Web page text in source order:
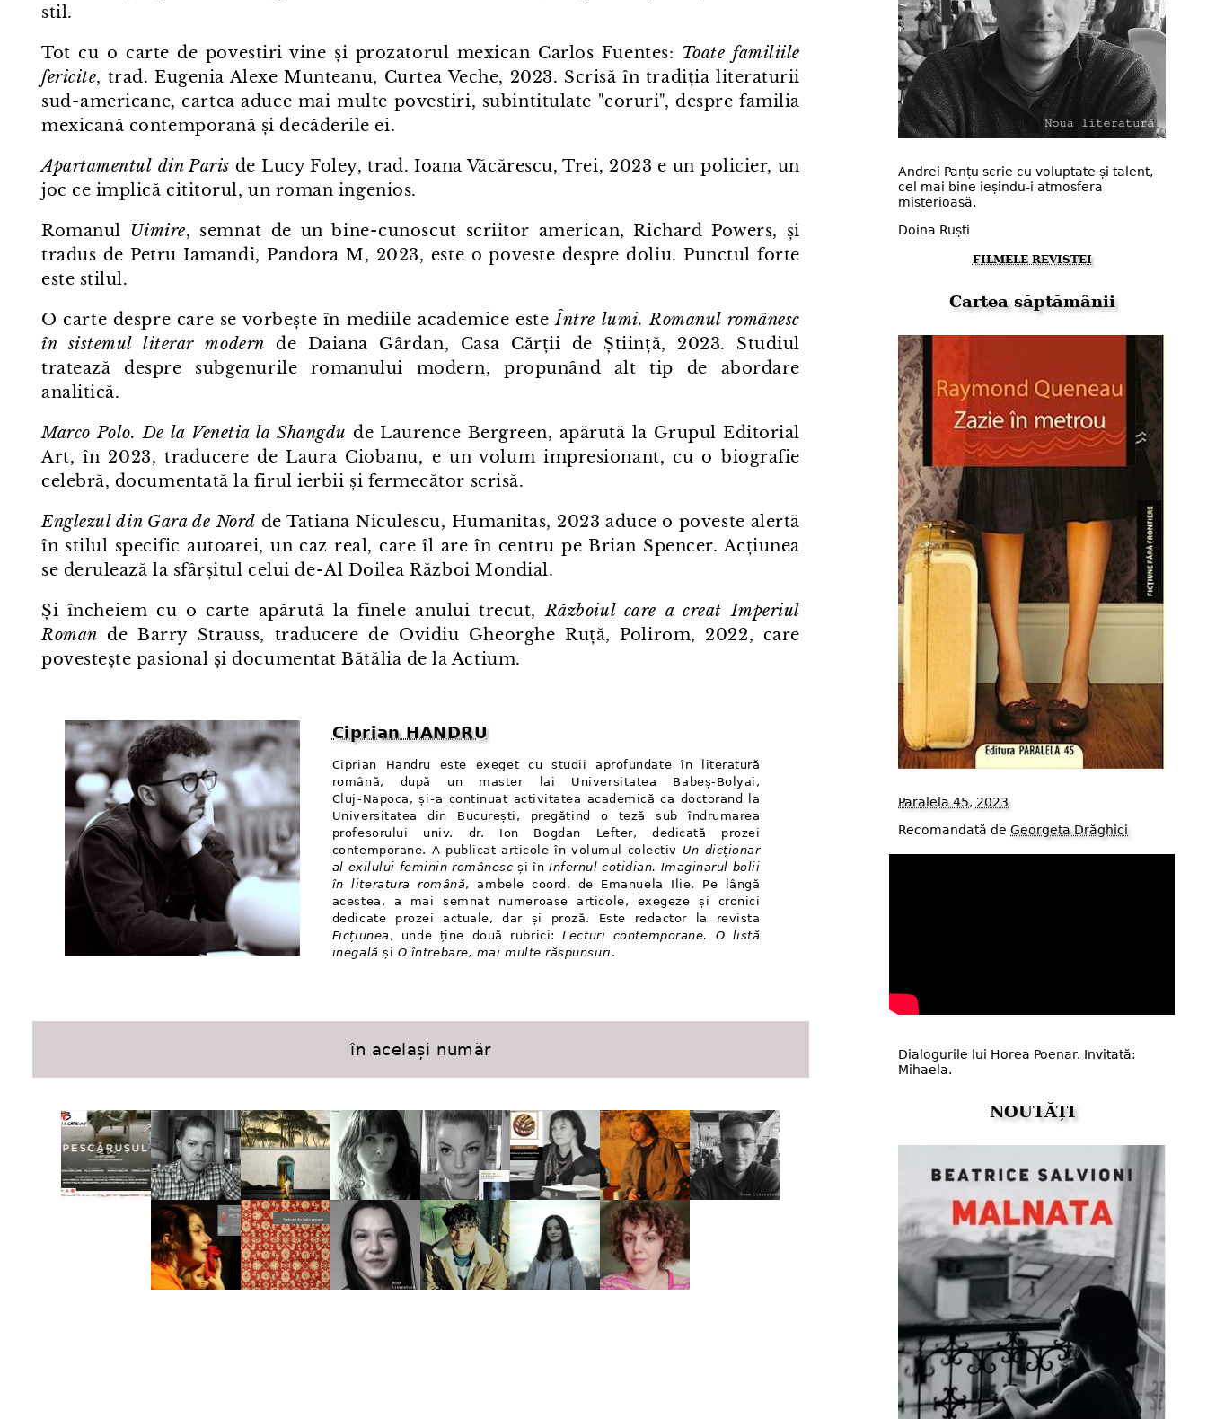
stil.
Tot cu o carte de povestiri vine și prozatorul mexican Carlos Fuentes: Toate familiile
fericite, trad. Eugenia Alexe Munteanu, Curtea Veche, 2023. Scrisă în tradiția literaturii
sud⁠-⁠americane, cartea aduce mai multe povestiri, subintitulate "coruri", despre familia
mexicană contemporană și decăderile ei.
Apartamentul din Paris de Lucy Foley, trad. Ioana Văcărescu, Trei, 2023 e un policier, un
joc ce implică cititorul, un roman ingenios.
Romanul Uimire, semnat de un bine⁠-⁠cunoscut scriitor american, Richard Powers, și
tradus de Petru Iamandi, Pandora M, 2023, este o poveste despre doliu. Punctul forte
este stilul.
O carte despre care se vorbește în mediile academice esteÎntre lumi. Romanul românesc
în sistemul literar modern de Daiana Gârdan, Casa Cărții de Știință, 2023. Studiul
tratează despre subgenurile romanului modern, propunând alt tip de abordare
analitică.
Marco Polo. De la Venetia la Shangdu de Laurence Bergreen, apărută la Grupul Editorial
Art, în 2023, traducere de Laura Ciobanu, e un volum impresionant, cu o biografie
celebră, documentată la firul ierbii și fermecător scrisă.
Englezul din Gara de Nord de Tatiana Niculescu, Humanitas, 2023 aduce o poveste alertă
în stilul specific autoarei, un caz real, care îl are în centru pe Brian Spencer. Acțiunea
se derulează la sfârșitul celui de⁠-⁠Al Doilea Război Mondial.
Și încheiem cu o carte apărută la finele anului trecut,Războiul care a creat Imperiul
Roman de Barry Strauss, traducere de Ovidiu Gheorghe Ruță, Polirom, 2022, care
povestește pasional și documentat Bătălia de la Actium.
Ciprian HANDRU
Ciprian Handru este exeget cu studii aprofundate în literatură
română, după un master lai Universitatea Babeș-Bolyai,
Cluj⁠-⁠Napoca, și⁠-⁠a continuat activitatea academică ca doctorand la
Universitatea din București, pregătind o teză sub îndrumarea
profesorului univ. dr. Ion Bogdan Lefter, dedicată prozei
contemporane. A publicat articole în volumul colectiv Un dicționar
al exilului feminin românesc și în Infernul cotidian. Imaginarul bolii
în literatura română, ambele coord. de Emanuela Ilie. Pe lângă
acestea, a mai semnat numeroase articole, exegeze și cronici
dedicate prozei actuale, dar și proză. Este redactor la revista
Ficțiunea , unde ține două rubrici:Lecturi contemporane. O listă
inegală și O întrebare, mai multe răspunsuri .
în același număr
Andrei Panțu scrie cu voluptate și talent,
cel mai bine ieșindu-i atmosfera
misterioasă.
Doina Ruști​
FILMELE REVISTEI
Cartea săptămânii
Paralela 45, 2023
Recomandată de Georgeta Drăghici
Dialogurile lui Horea Poenar. Invitată:
Mihaela.
NOUTĂȚI